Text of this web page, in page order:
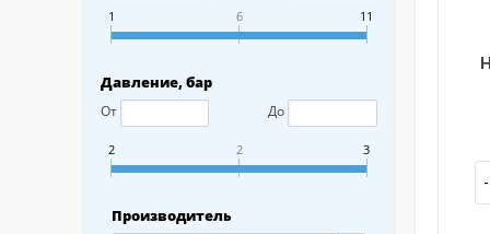
1 6 11
Давление, бар
От До
2 2 3
Производитель